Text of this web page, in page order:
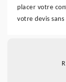
placer votre
votre devis